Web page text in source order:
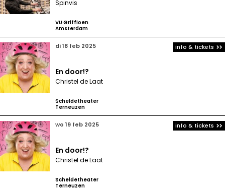
Spinvis
VU Griffioen
Amsterdam
di 18 feb 2025
En door!?
Christel de Laat
Scheldetheater
Terneuzen
info & tickets
wo 19 feb 2025
En door!?
Christel de Laat
Scheldetheater
Terneuzen
info & tickets